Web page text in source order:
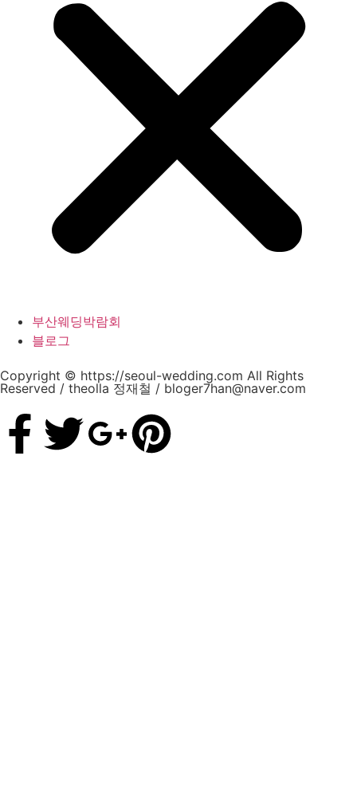
부산웨딩박람회
블로그
Copyright © https://seoul-wedding.com All Rights
Reserved / theolla 정재철 / bloger7han@naver.com